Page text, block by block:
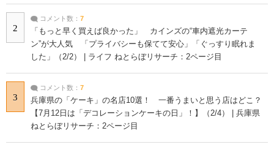
2
コメント数： 7
「もっと早く買えば良かった」 カインズの“車内遮光カーテ
ン”が大人気 「プライバシーも保てて安心」「ぐっすり眠れま
した」（2/2） | ライフ ねとらぼリサーチ：2ページ目
3
コメント数： 7
兵庫県の「ケーキ」の名店10選！ 一番うまいと思う店はどこ？
【7月12日は「デコレーションケーキの日」！】（2/4） | 兵庫県
ねとらぼリサーチ：2ページ目